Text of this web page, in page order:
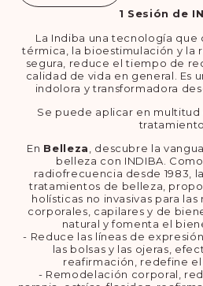
1 Sesión de
La Indiba una tecnología que
térmica, la bioestimulación y la
segura, reduce el tiempo de
calidad de vida en general. Es
indolora y transformadora
Se puede aplicar en
En Belleza, descubre la
belleza con INDIBA.
radiofrecuencia desde 1983,
tratamientos de belleza,
holísticas no invasivas para
corporales, capilares y de
natural y fomenta el
- Reduce las líneas de
las bolsas y las ojeras,
reafirmación, redefine
- Remodelación corporal,